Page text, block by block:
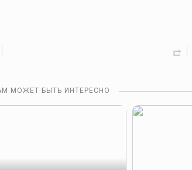
МОЖЕТ БЫТЬ ИНТЕРЕСНО